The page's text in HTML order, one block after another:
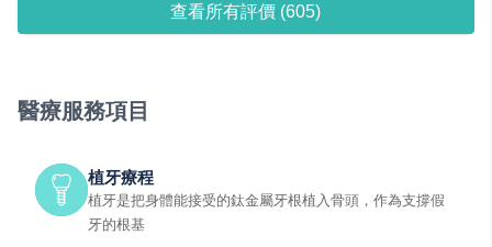
查看所有評價 (605)
醫療服務項目
植牙療程
植牙是把身體能接受的鈦金屬牙根植入骨頭，作為支撐假
牙的根基